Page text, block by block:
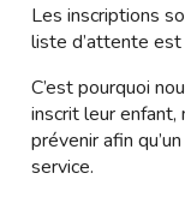
Les inscriptions
liste d’attente
C’est pourquoi
inscrit leur enfant,
prévenir afin
service.